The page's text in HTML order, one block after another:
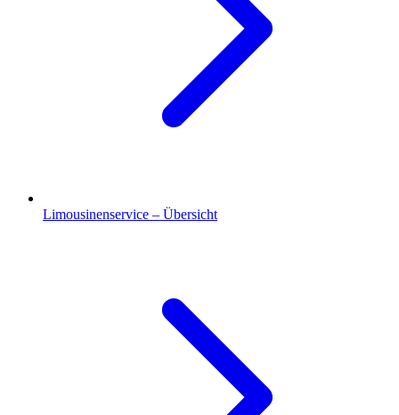
Limousinenservice – Übersicht